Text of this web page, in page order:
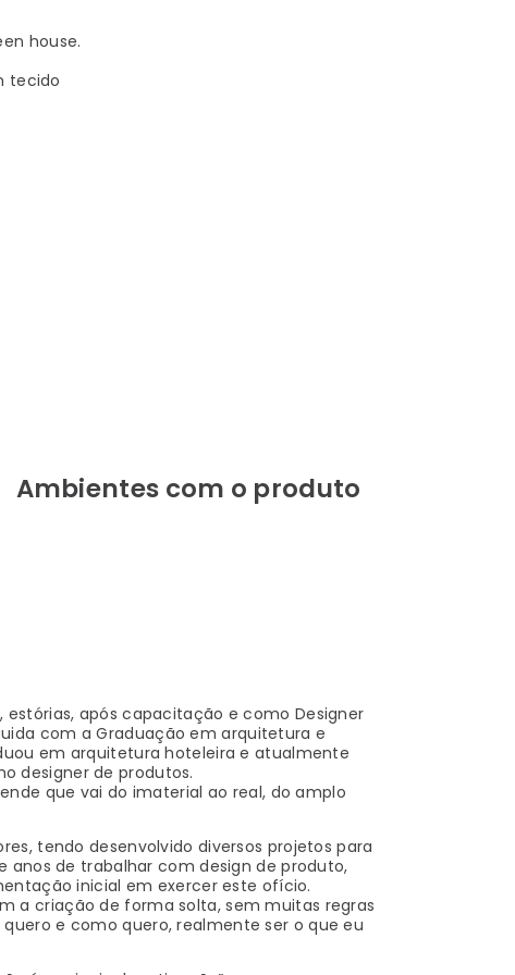
house.
tecido
Ambientes com o produto
após capacitação e como Designer
com a Graduação em arquitetura e
em arquitetura hoteleira e atualmente
designer de produtos.
que vai do imaterial ao real, do amplo
tendo desenvolvido diversos projetos para
anos de trabalhar com design de produto,
inicial em exercer este ofício.
a criação de forma solta, sem muitas regras
e como quero, realmente ser o que eu